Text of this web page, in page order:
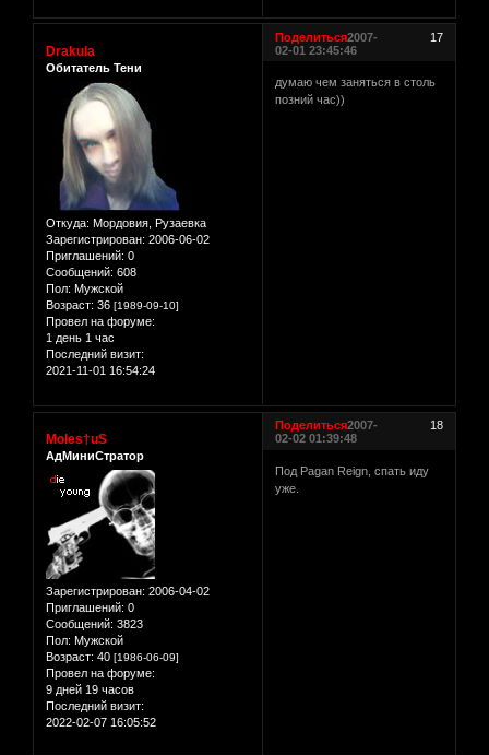
Поделиться 17
2007-
02-01 23:45:46
Drakula
Обитатель Тени
Откуда: Мордовия, Рузаевка
Зарегистрирован: 2006-06-02
Приглашений: 0
Сообщений: 608
Пол: Мужской
Возраст: 36 [1989-09-10]
Провел на форуме:
1 день 1 час
Последний визит:
2021-11-01 16:54:24
думаю чем заняться в столь
позний час))
Поделиться 18
2007-
02-02 01:39:48
Moles†uS
АдМиниСтратор
Зарегистрирован: 2006-04-02
Приглашений: 0
Сообщений: 3823
Пол: Мужской
Возраст: 40 [1986-06-09]
Провел на форуме:
9 дней 19 часов
Последний визит:
2022-02-07 16:05:52
Под Pagan Reign, спать иду
уже.